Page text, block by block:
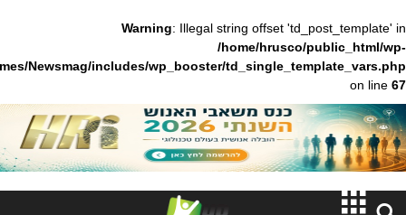
Warning: Illegal string offset
/home/hrusco/
content/themes/Newsmag/includes/wp_booster/